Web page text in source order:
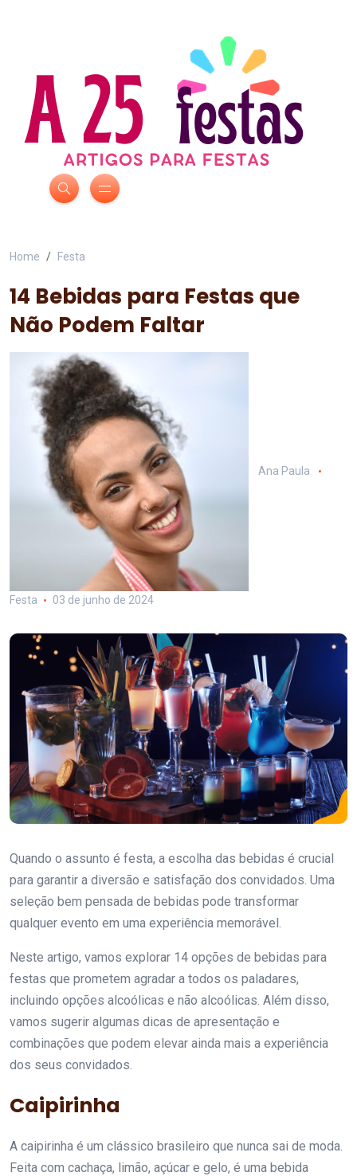
Home Festa
14 Bebidas para Festas que
Não Podem Faltar
Ana Paula
Festa 03 de junho de 2024
Quando o assunto é festa, a escolha das bebidas é crucial
para garantir a diversão e satisfação dos convidados. Uma
seleção bem pensada de bebidas pode transformar
qualquer evento em uma experiência memorável.
Neste artigo, vamos explorar 14 opções de bebidas para
festas que prometem agradar a todos os paladares,
incluindo opções alcoólicas e não alcoólicas. Além disso,
vamos sugerir algumas dicas de apresentação e
combinações que podem elevar ainda mais a experiência
dos seus convidados.
Caipirinha
A caipirinha é um clássico brasileiro que nunca sai de moda.
Feita com cachaça, limão, açúcar e gelo, é uma bebida